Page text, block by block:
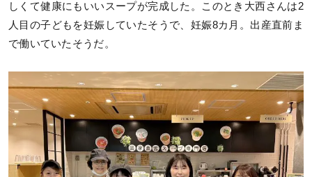
しくて健康にもいいスープが完成した。このとき大西さんは2
人目の子どもを妊娠していたそうで、妊娠8カ月。出産直前ま
で働いていたそうだ。